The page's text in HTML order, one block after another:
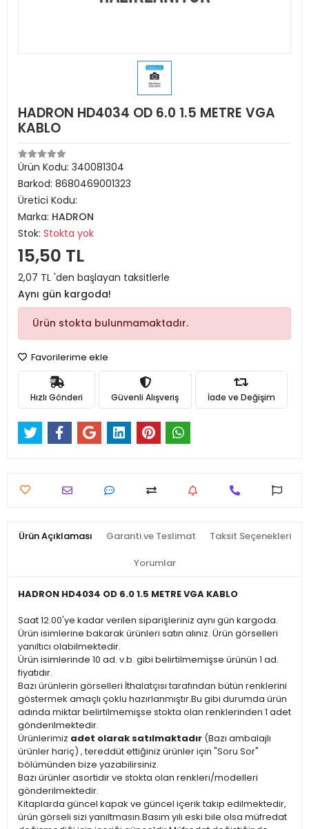
HADRON HD4034 OD 6.0 1.5 METRE VGA
KABLO
Ürün Kodu: 340081304
Barkod: 8680469001323
Üretici Kodu:
Marka: HADRON
Stok: Stokta yok
15,50 TL
2,07 TL 'den başlayan taksitlerle
Aynı gün kargoda!
Ürün stokta bulunmamaktadır.
Favorilerime ekle
Hızlı Gönderi Güvenli Alışveriş İade ve Değişim
Ürün Açıklaması Garanti ve Teslimat Taksit Seçenekleri
Yorumlar
HADRON HD4034 OD 6.0 1.5 METRE VGA KABLO
Saat 12.00'ye kadar verilen siparişleriniz aynı gün kargoda.
Ürün isimlerine bakarak ürünleri satın alınız. Ürün görselleri
yanıltıcı olabilmektedir.
Ürün isimlerinde 10 ad. v.b. gibi belirtilmemişse ürünün 1 ad.
fiyatıdır.
Bazı ürünlerin görselleri İthalatçısı tarafından bütün renklerini
göstermek amaçlı çoklu hazırlanmıştır.Bu gibi durumda ürün
adında miktar belirtilmemişse stokta olan renklerinden 1 adet
gönderilmektedir.
Ürünlerimiz adet olarak satılmaktadır (Bazı ambalajlı
ürünler hariç) , tereddüt ettiğiniz ürünler için "Soru Sor"
bölümünden bize yazabilirsiniz.
Bazı ürünler asortidir ve stokta olan renkleri/modelleri
gönderilmektedir.
Kitaplarda güncel kapak ve güncel içerik takip edilmektedir,
ürün görseli sizi yanıltmasın.Basım yılı eski bile olsa müfredat